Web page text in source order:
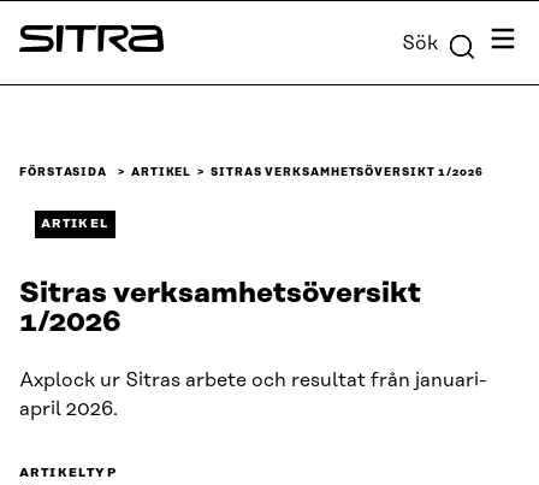
Skip to
content
Sitra Sök Meny
FÖRSTASIDA ARTIKEL SITRAS VERKSAMHETSÖVERSIKT 1/2026
ARTIKEL
Sitras verksamhetsöversikt
1/2026
Axplock ur Sitras arbete och resultat från januari-
april 2026.
ARTIKELTYP